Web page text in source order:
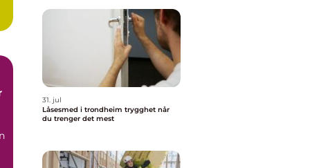
31. jul
Låsesmed i trondheim trygghet når
du trenger det mest